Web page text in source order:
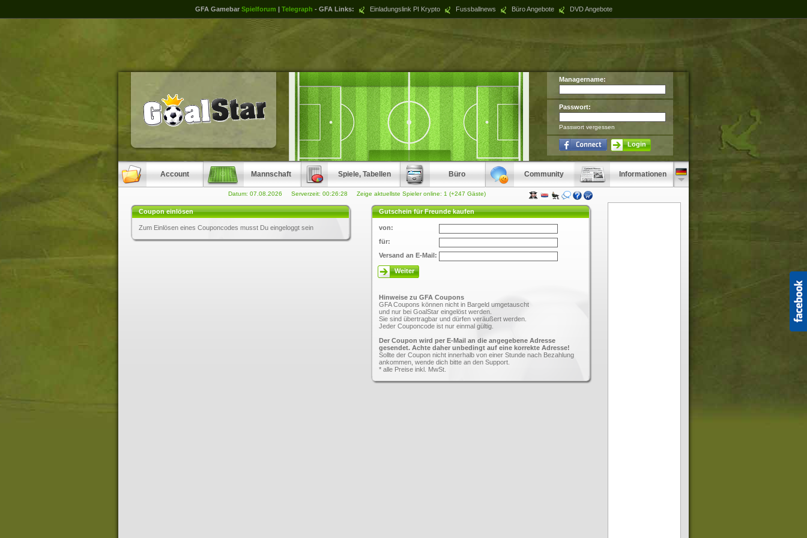
GFA Gamebar Spielforum | Telegraph - GFA Links: Einladungslink PI Krypto Fussballnews Büro Angebote DVD Angebote
Managername:
Passwort:
Passwort vergessen
Login
Account Mannschaft Spiele, Tabellen Büro Community Informationen
Datum: 07.08.2026 Serverzeit: 00:26:28 Zeige aktuellste Spieler online: 1 (+247 Gäste)
Coupon einlösen
Zum Einlösen eines Couponcodes musst Du eingeloggt sein
Gutschein für Freunde kaufen
von:
für:
Versand an E-Mail:
Weiter
Hinweise zu GFA Coupons
GFA Coupons können nicht in Bargeld umgetauscht
und nur bei GoalStar eingelöst werden.
Sie sind übertragbar und dürfen veräußert werden.
Jeder Couponcode ist nur einmal gültig.
Der Coupon wird per E-Mail an die angegebene Adresse
gesendet. Achte daher unbedingt auf eine korrekte Adresse!
Sollte der Coupon nicht innerhalb von einer Stunde nach Bezahlung
ankommen, wende dich bitte an den Support.
* alle Preise inkl. MwSt.